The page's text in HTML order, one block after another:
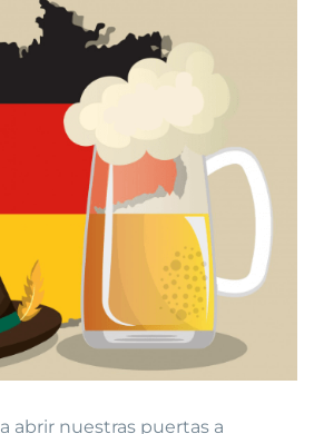
abrir nuestras puertas a